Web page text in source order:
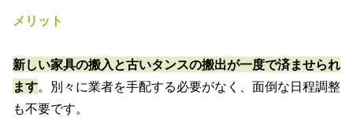
メリット
新しい家具の搬入と古いタンスの搬出が一度で済ませられ
ます。別々に業者を手配する必要がなく、面倒な日程調整
も不要です。